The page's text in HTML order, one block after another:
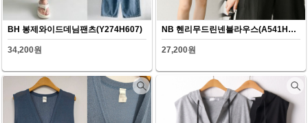
BH 봉제와이드데님팬츠(Y274H607)
34,200원
NB 헨리무드린넨블라우스(A541H607)
27,200원